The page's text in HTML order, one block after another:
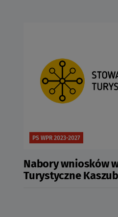
PS WPR 2023-2027
Nabory wniosków
Turystyczne